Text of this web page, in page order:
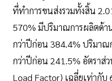
ที่ทำการขนส่งรวมทั้งสิ้น
570% มีปริมาณการผลิตด้า
กว่าปีก่อน 384.4% ปริมาณ
กว่าปีก่อน 241.5% อัตราส่
Load Factor) เฉลี่ยเท่ากับ